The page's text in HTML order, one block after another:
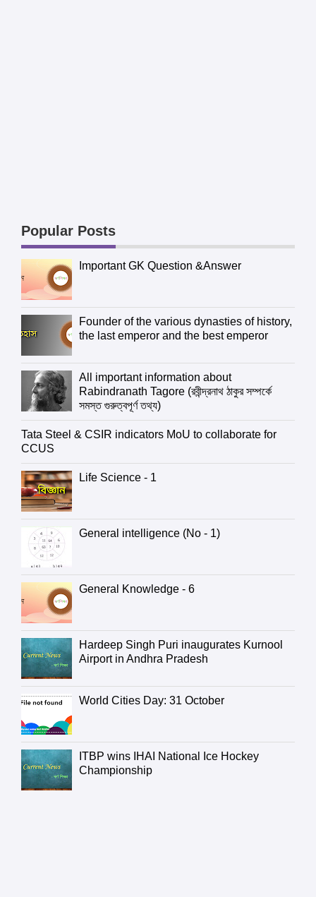
Popular Posts
Important GK Question &Answer
Founder of the various dynasties of history,
the last emperor and the best emperor
All important information about
Rabindranath Tagore (রবীন্দ্রনাথ ঠাকুর সম্পর্কে
সমস্ত গুরুত্বপূর্ণ তথ্য)
Tata Steel & CSIR indicators MoU to collaborate for
CCUS
Life Science - 1
General intelligence (No - 1)
General Knowledge - 6
Hardeep Singh Puri inaugurates Kurnool
Airport in Andhra Pradesh
World Cities Day: 31 October
ITBP wins IHAI National Ice Hockey
Championship